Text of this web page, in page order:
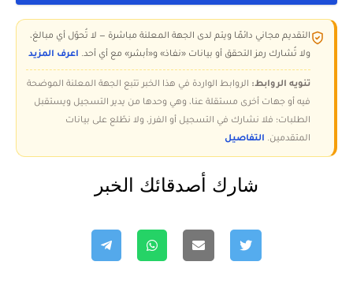
التقديم مجاني دائمًا ويتم لدى الجهة المعلنة مباشرة — لا تُحوّل أي مبالغ،
ولا تُشارك رمز التحقق أو بيانات «نفاذ» و«أبشر» مع أي أحد. اعرف المزيد
تنويه الروابط: الروابط الواردة في هذا الخبر تتبع الجهة المعلنة الموضحة
فيه أو جهات أخرى مستقلة عنا، وهي وحدها من يدير التسجيل ويستقبل
الطلبات؛ فلا نشارك في التسجيل أو الفرز، ولا نطّلع على بيانات
المتقدمين. التفاصيل
شارك أصدقائك الخبر